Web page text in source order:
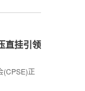
直挂引领
(CPSE)正